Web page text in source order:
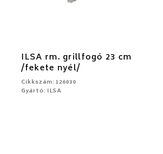
ILSA rm. grillfogó 23 cm
/fekete nyél/
Cikkszám: 126030
Gyártó: ILSA